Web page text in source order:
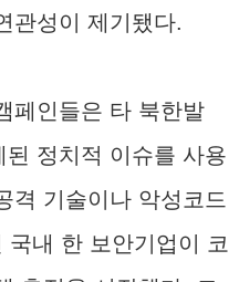
관성이 제기됐다.
페인들은 타 북한발
정치적 이슈를 사용
격 기술이나 악성코드
내 한 보안기업이 코